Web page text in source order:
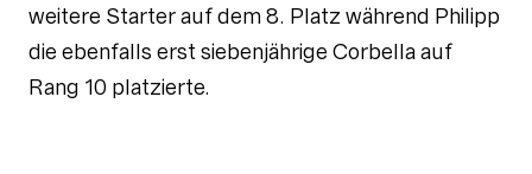
weitere Starter auf dem 8. Platz während Philipp
die ebenfalls erst siebenjährige Corbella auf
Rang 10 platzierte.